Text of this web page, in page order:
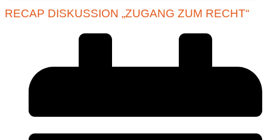
RECAP DISKUSSION „ZUGANG ZUM RECHT“